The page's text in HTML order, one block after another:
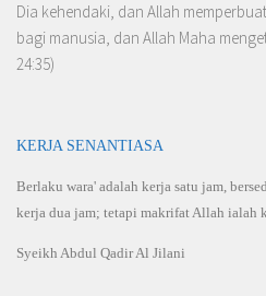
Dia kehendaki, dan Allah
bagi manusia, dan Allah Maha
24:35)
KERJA SENANTIASA
Berlaku wara' adalah kerja satu jam,
kerja dua jam; tetapi makrifat Allah ialah
Syeikh Abdul Qadir Al Jilani